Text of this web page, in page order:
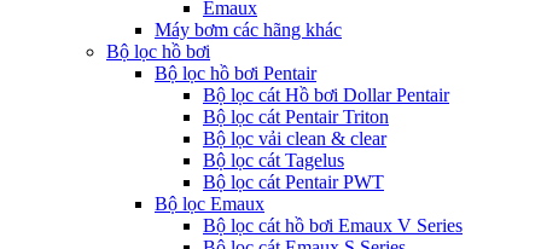
Emaux
Máy bơm các hãng khác
Bộ lọc hồ bơi
Bộ lọc hồ bơi Pentair
Bộ lọc cát Hồ bơi Dollar Pentair
Bộ lọc cát Pentair Triton
Bộ lọc vải clean & clear
Bộ lọc cát Tagelus
Bộ lọc cát Pentair PWT
Bộ lọc Emaux
Bộ lọc cát hồ bơi Emaux V Series